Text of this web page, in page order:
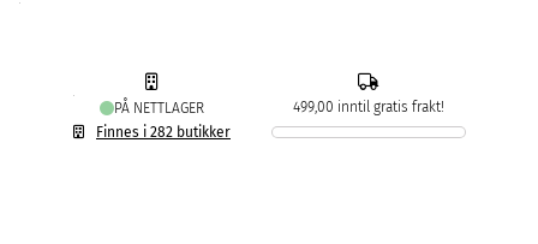
PÅ NETTLAGER
Finnes i 282 butikker
499,00 inntil gratis frakt!